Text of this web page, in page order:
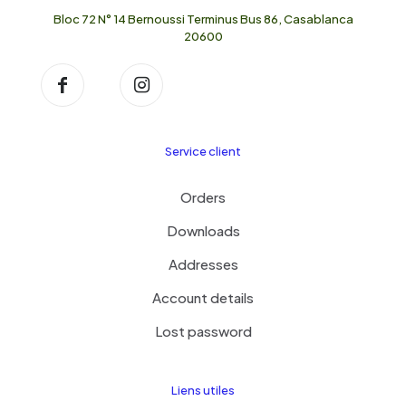
Bloc 72 N° 14 Bernoussi Terminus Bus 86, Casablanca
20600
Service client
Orders
Downloads
Addresses
Account details
Lost password
Liens utiles